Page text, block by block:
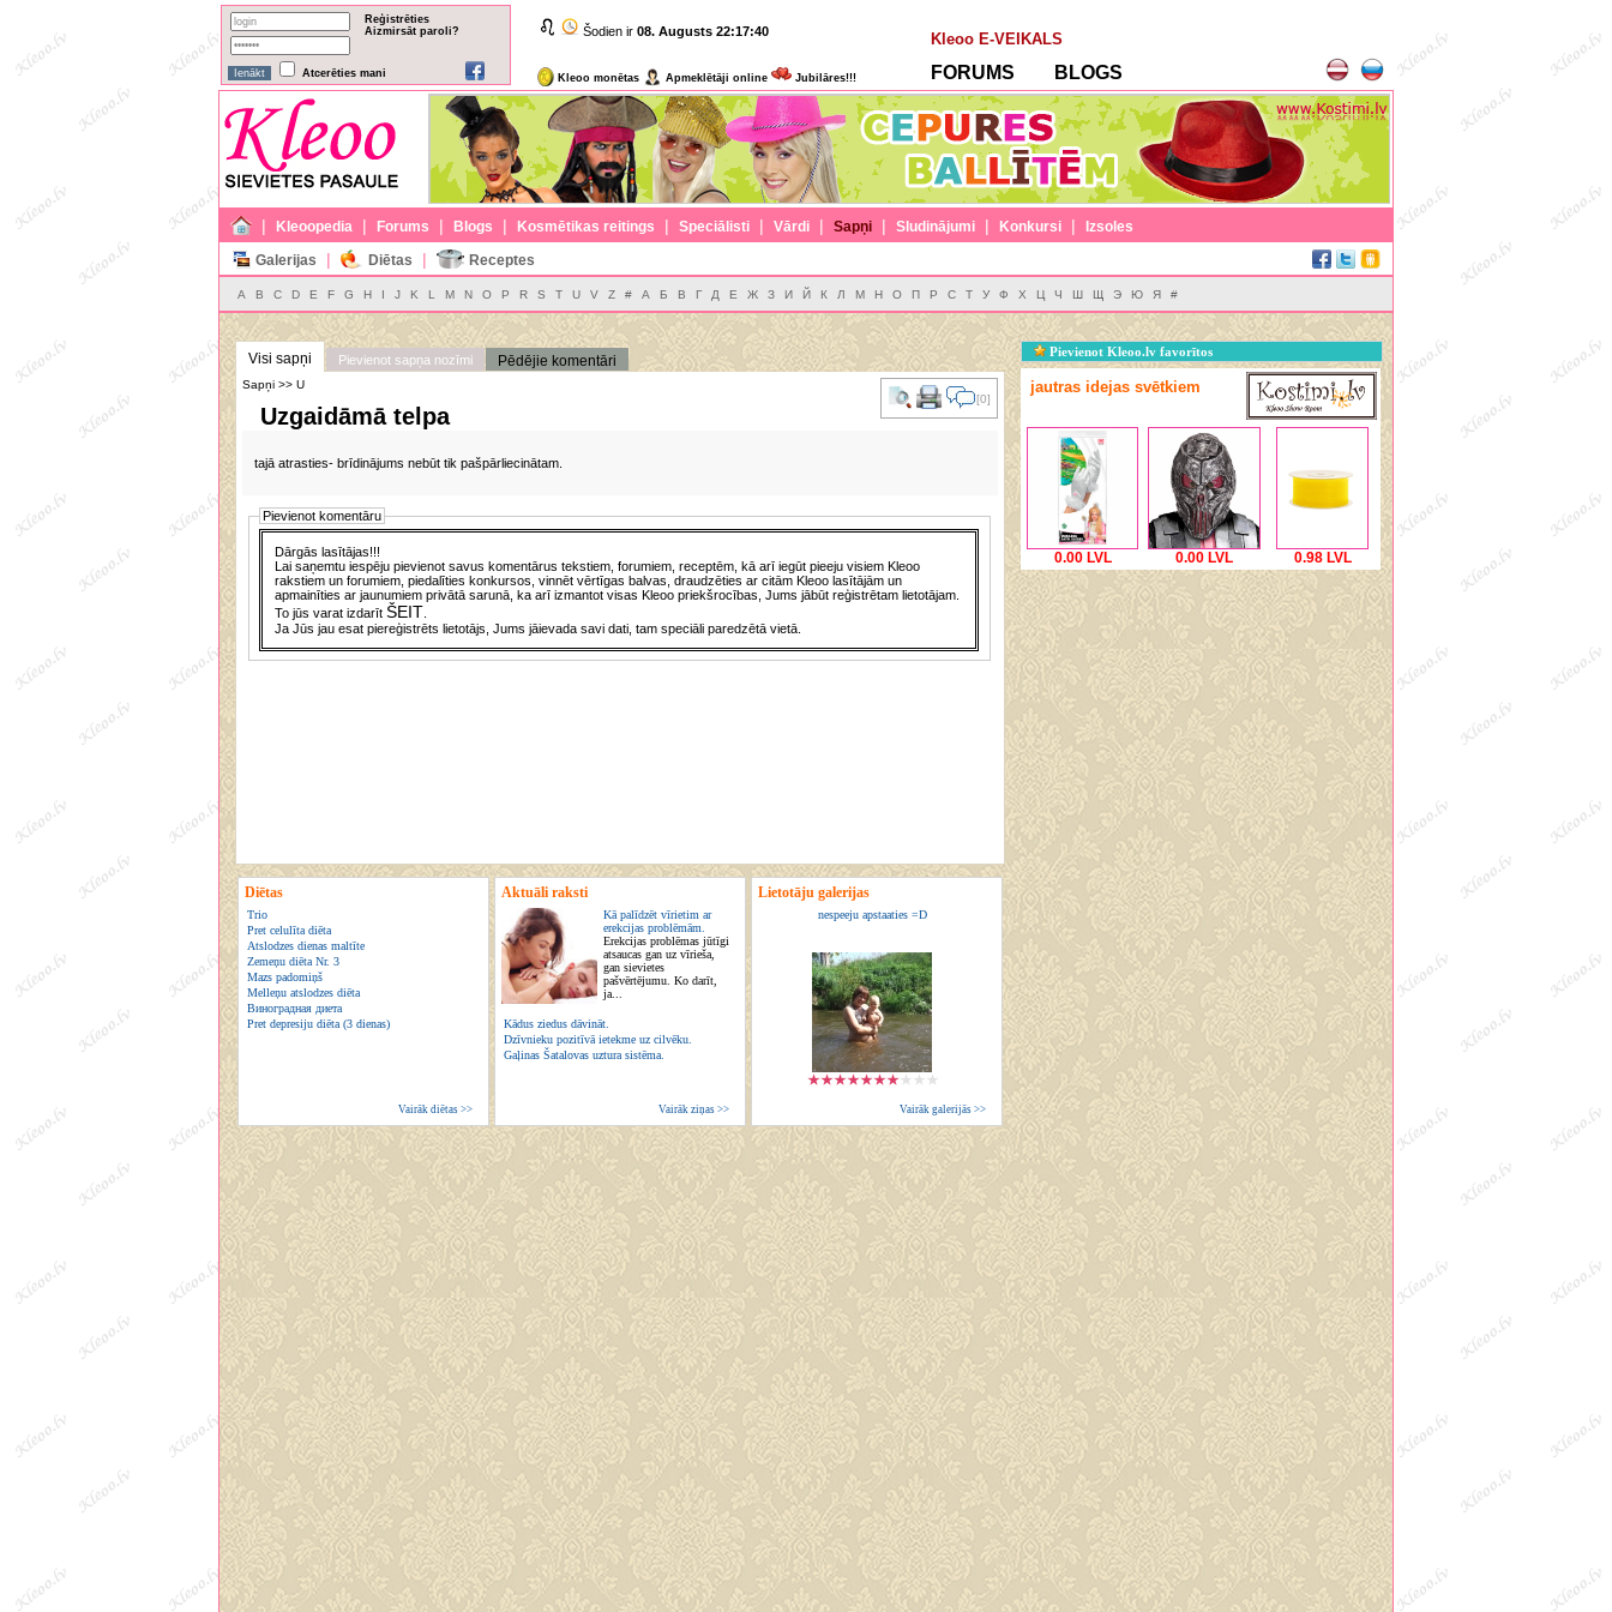
Reģistrēties
Aizmirsāt paroli?
Atcerēties mani
Šodien ir 08. Augusts 22:17:40
Kleoo monētas Apmeklētāji online Jubilāres!!!
Kleoo E-VEIKALS
FORUMS BLOGS
| Kleoopedia | Forums | Blogs | Kosmētikas reitings | Speciālisti | Vārdi | Sapņi | Sludinājumi | Konkursi |
Izsoles
Galerijas
| Diētas | Receptes
A B C D E F G H I J K L M N O P R S T U V Z # А Б В Г Д Е Ж З И Й К Л М Н О П Р С Т У Ф Х Ц Ч Ш Щ Э Ю Я #
Visi sapņi Pievienot sapņa nozīmi Pēdējie komentāri
[0]
Sapņi >> U
Uzgaidāmā telpa
tajā atrasties- brīdinājums nebūt tik pašpārliecinātam.
Pievienot komentāru
Dārgās lasītājas!!!
Lai saņemtu iespēju pievienot savus komentārus tekstiem, forumiem, receptēm, kā arī iegūt pieeju visiem Kleoo
rakstiem un forumiem, piedalīties konkursos, vinnēt vērtīgas balvas, draudzēties ar citām Kleoo lasītājām un
apmainīties ar jaunumiem privātā sarunā, ka arī izmantot visas Kleoo priekšrocības, Jums jābūt reģistrētam lietotājam.
To jūs varat izdarītŠEIT
Ja Jūs jau esat piereģistrēts lietotājs, Jums jāievada savi dati, tam speciāli paredzētā vietā.
Diētas
Trio
Pret celulīta diēta
Atslodzes dienas maltīte
Zemeņu diēta Nr. 3
Mazs padomiņš
Melleņu atslodzes diēta
Виноградная диета
Pret depresiju diēta (3 dienas)
Vairāk diētas >>
Aktuāli raksti
Kā palīdzēt vīrietim ar
erekcijas problēmām.
Erekcijas problēmas jūtīgi
atsaucas gan uz vīrieša,
gan sievietes
pašvērtējumu. Ko darīt,
ja...
Kādus ziedus dāvināt.
Dzīvnieku pozitīvā ietekme uz cilvēku.
Gaļinas Šatalovas uztura sistēma.
Vairāk ziņas >>
Lietotāju galerijas
nespeeju apstaaties =D
Vairāk galerijās >>
Pievienot Kleoo.lv favorītos
jautras idejas svētkiem
0.00 LVL 0.00 LVL 0.98 LVL